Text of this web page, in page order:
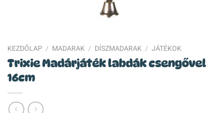
KEZDŐLAP / MADARAK / DÍSZMADARAK / JÁTÉKOK
Trixie Madárjáték labdák csengővel
16cm